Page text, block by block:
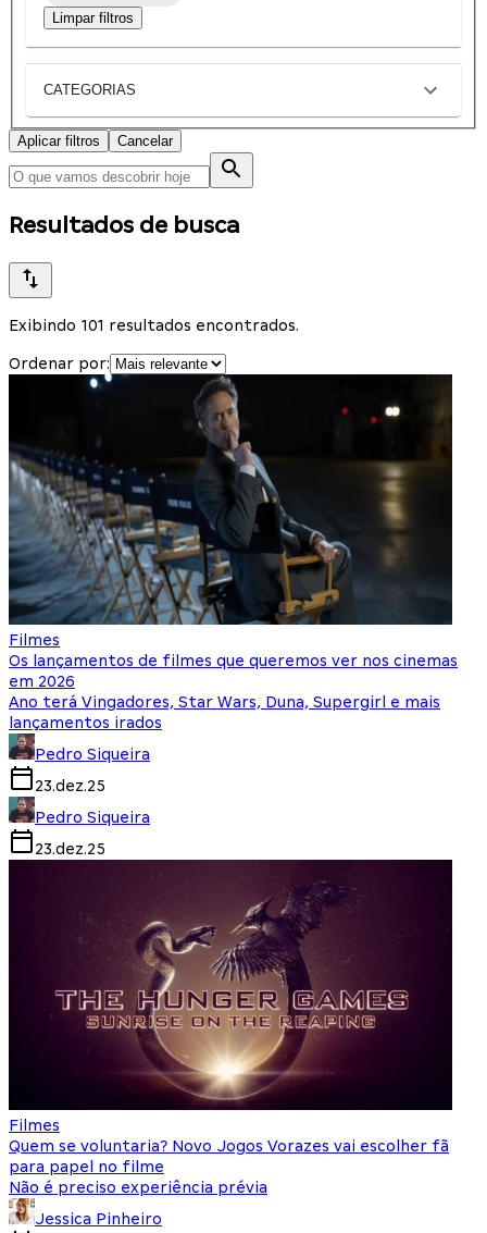
Limpar filtros
CATEGORIAS
Aplicar filtros Cancelar
Resultados de busca
Exibindo 101 resultados encontrados.
Ordenar por:
Filmes
Os lançamentos de filmes que queremos ver nos cinemas
em 2026
Ano terá Vingadores, Star Wars, Duna, Supergirl e mais
lançamentos irados
Pedro Siqueira
23.dez.25
Pedro Siqueira
23.dez.25
Filmes
Quem se voluntaria? Novo Jogos Vorazes vai escolher fã
para papel no filme
Não é preciso experiência prévia
Jessica Pinheiro